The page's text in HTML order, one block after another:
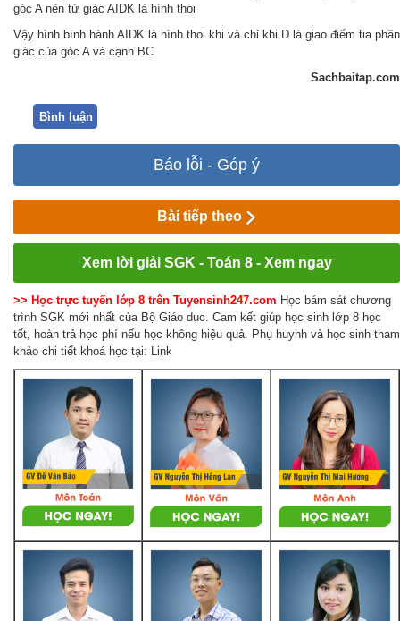
góc A nên tứ giác AIDK là hình thoi
Vậy hình bình hành AIDK là hình thoi khi và chỉ khi D là giao điểm tia phân
giác của góc A và cạnh BC.
Sachbaitap.com
Bình luận
Báo lỗi - Góp ý
Bài tiếp theo
Xem lời giải SGK - Toán 8 - Xem ngay
>> Học trực tuyến lớp 8 trên Tuyensinh247.com Học bám sát chương
trình SGK mới nhất của Bộ Giáo dục. Cam kết giúp học sinh lớp 8 học
tốt, hoàn trả học phí nếu học không hiệu quả. Phụ huynh và học sinh tham
khảo chi tiết khoá học tại: Link